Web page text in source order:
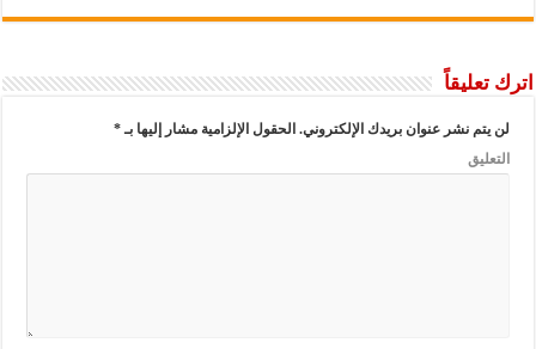
اترك تعليقاً
لن يتم نشر عنوان بريدك الإلكتروني. الحقول الإلزامية مشار إليها بـ*
التعليق